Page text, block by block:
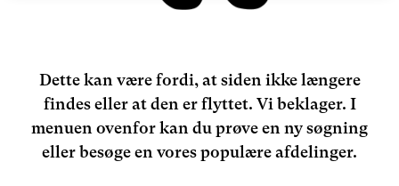
Dette kan være fordi, at siden ikke længere
findes eller at den er flyttet. Vi beklager. I
menuen ovenfor kan du prøve en ny søgning
eller besøge en vores populære afdelinger.